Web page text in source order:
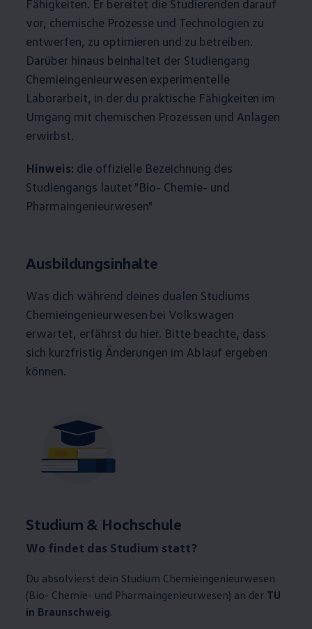
Fähigkeiten. Er bereitet die Studierenden darauf
vor, chemische Prozesse und Technologien zu
entwerfen, zu optimieren und zu betreiben.
Darüber hinaus beinhaltet der Studiengang
Chemieingenieurwesen experimentelle
Laborarbeit, in der du praktische Fähigkeiten im
Umgang mit chemischen Prozessen und Anlagen
erwirbst.
Hinweis: die offizielle Bezeichnung des
Studiengangs lautet "Bio- Chemie- und
Pharmaingenieurwesen"
Ausbildungsinhalte
Was dich während deines dualen Studiums
Chemieingenieurwesen bei Volkswagen
erwartet, erfährst du hier. Bitte beachte, dass
sich kurzfristig Änderungen im Ablauf ergeben
können.
Studium & Hochschule
Wo findet das Studium statt?
Du absolvierst dein Studium Chemieingenieurwesen
(Bio- Chemie- und Pharmaingenieurwesen) an der TU
in Braunschweig.